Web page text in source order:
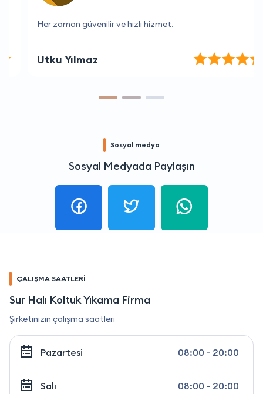
Her zaman güvenilir ve hızlı hizmet.
Utku Yılmaz
Sosyal medya
Sosyal Medyada Paylaşın
ÇALIŞMA SAATLERİ
Sur Halı Koltuk Yıkama Firma
Şirketinizin çalışma saatleri
Pazartesi 08:00 - 20:00
Salı 08:00 - 20:00